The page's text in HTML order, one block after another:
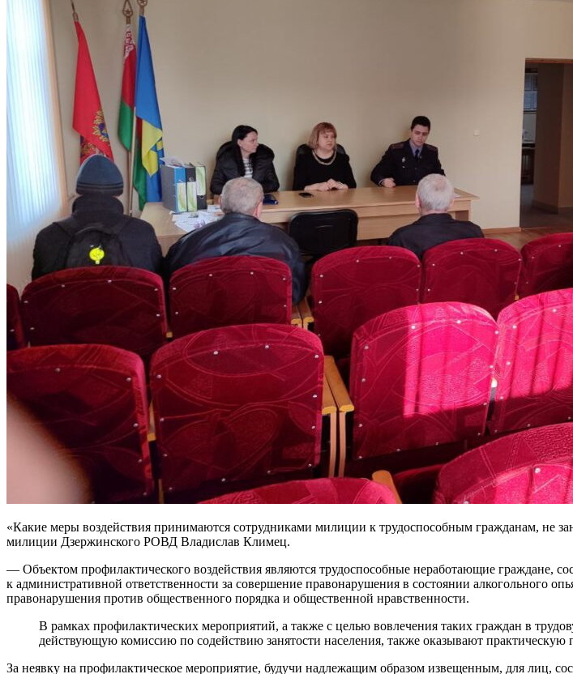
«Какие меры воздействия принимаются сотрудниками милиции к трудоспособным гражданам, не
милиции Дзержинского РОВД Владислав Климец.
— Объектом профилактического воздействия являются трудоспособные неработающие граждане,
к административной ответственности за совершение правонарушения в состоянии алкогольного
правонарушения против общественного порядка и общественной нравственности.
В рамках профилактических мероприятий, а также с целью вовлечения таких граждан в
действующую комиссию по содействию занятости населения, также оказывают
За неявку на профилактическое мероприятие, будучи надлежащим образом извещенным, для лиц,